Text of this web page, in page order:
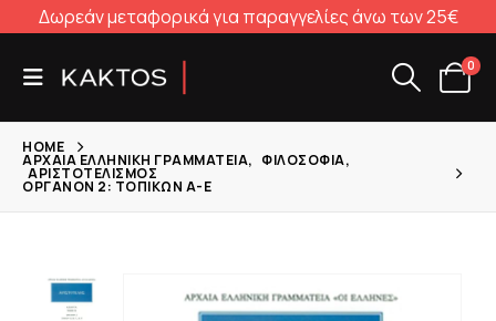
Δωρεάν μεταφορικά για παραγγελίες άνω των 25€
0
HOME
ΑΡΧΑΊΑ ΕΛΛΗΝΙΚΉ ΓΡΑΜΜΑΤΕΊΑ, ΦΙΛΟΣΟΦΊΑ,
ΑΡΙΣΤΟΤΕΛΙΣΜΌΣ
ΟΡΓΑΝΟΝ 2: ΤΟΠΙΚΏΝ Α-Ε